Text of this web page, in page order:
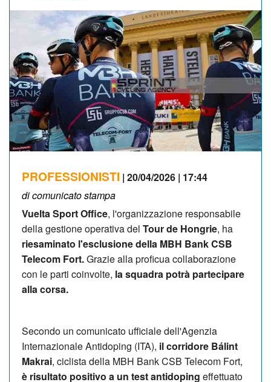
ALBI D'ORO
NEWSLETTER
PROFESSIONISTI | 20/04/2026 | 17:44
di comunicato stampa
Vuelta Sport Office, l'organizzazione responsabile
della gestione operativa del Tour de Hongrie, ha
riesaminato l'esclusione della MBH Bank CSB ​​
Telecom Fort.Grazie alla proficua collaborazione
con le parti coinvolte, la squadra potrà partecipare
alla corsa.
Secondo un comunicato ufficiale dell'Agenzia
Internazionale Antidoping (ITA), il corridore Bálint
Makrai, ciclista della MBH Bank CSB ​​Telecom Fort,
è risultato positivo a un test antidoping effettuato